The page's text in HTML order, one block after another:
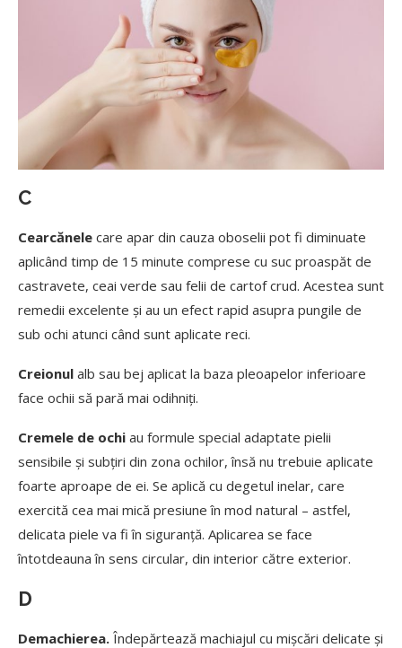
C
Cearcănele care apar din cauza oboselii pot fi diminuate
aplicând timp de 15 minute comprese cu suc proaspăt de
castravete, ceai verde sau felii de cartof crud. Acestea sunt
remedii excelente și au un efect rapid asupra pungile de
sub ochi atunci când sunt aplicate reci.
Creionul alb sau bej aplicat la baza pleoapelor inferioare
face ochii să pară mai odihniți.
Cremele de ochi au formule special adaptate pielii
sensibile și subțiri din zona ochilor, însă nu trebuie aplicate
foarte aproape de ei. Se aplică cu degetul inelar, care
exercită cea mai mică presiune în mod natural – astfel,
delicata piele va fi în siguranță. Aplicarea se face
întotdeauna în sens circular, din interior către exterior.
D
Demachierea. Îndepărtează machiajul cu mișcări delicate și